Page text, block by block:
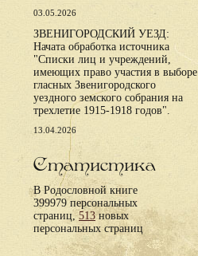
03.05.2026
ЗВЕНИГОРОДСКИЙ УЕЗД:
Начата обработка источника
"Списки лиц и учреждений,
имеющих право участия в выборе
гласных Звенигородского
уездного земского собрания на
трехлетие 1915-1918 годов".
13.04.2026
Статистика
В Родословной книге
399979 персональных
страниц,513новых
персональных страниц